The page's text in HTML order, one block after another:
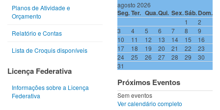
Planos de Atividade e
Orçamento
Relatório e Contas
Lista de Croquis disponíveis
Licença Federativa
Informações sobre a Licença
Federativa
agosto 2026
Seg.Ter. Qua.Qui. Sex.Sáb.Dom.
1
2
3
4 5 6 7 8
9
10
11 12 13 14 15
16
17
18 19 20 21 22
23
24
25 26 27 28 29
30
31
Próximos Eventos
Sem eventos
Ver calendário completo